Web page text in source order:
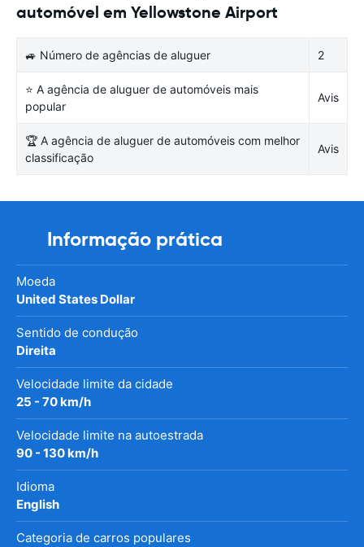
automóvel em Yellowstone Airport
🚙 Número de agências de aluguer 2
⭐ A agência de aluguer de automóveis mais
popular
Avis
🏆 A agência de aluguer de automóveis com melhor
classificação
Avis
Informação prática
Moeda
United States Dollar
Sentido de condução
Direita
Velocidade limite da cidade
25 - 70 km/h
Velocidade limite na autoestrada
90 - 130 km/h
Idioma
English
Categoria de carros populares